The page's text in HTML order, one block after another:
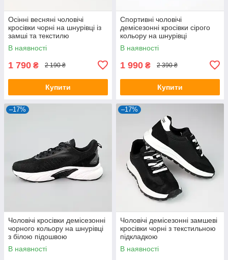
Осінні весняні чоловічі
кросівки чорні на шнурівці із
замші та текстилю
В наявності
1 790 ₴ 2 190 ₴
Купити
Спортивні чоловічі
демісезонні кросівки сірого
кольору на шнурівці
В наявності
1 990 ₴ 2 390 ₴
Купити
–17%
Чоловічі кросівки демісезонні
чорного кольору на шнурівці
з білою підошвою
В наявності
–17%
Чоловічі демісезонні замшеві
кросівки чорні з текстильною
підкладкою
В наявності